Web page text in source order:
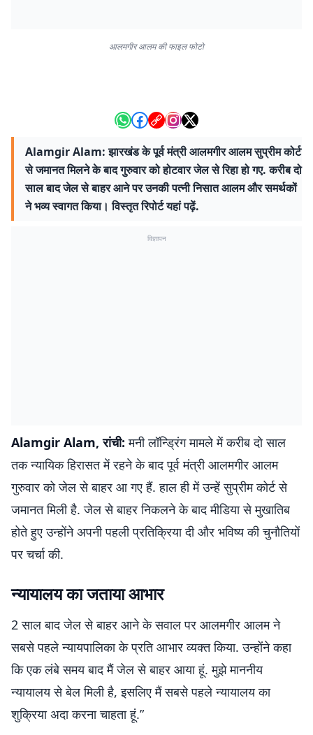
आलमगीर आलम की फाइल फोटो
Alamgir Alam: झारखंड के पूर्व मंत्री आलमगीर आलम सुप्रीम कोर्ट
से जमानत मिलने के बाद गुरुवार को होटवार जेल से रिहा हो गए. करीब दो
साल बाद जेल से बाहर आने पर उनकी पत्नी निसात आलम और समर्थकों
ने भव्य स्वागत किया। विस्तृत रिपोर्ट यहां पढ़ें.
विज्ञापन
Alamgir Alam, रांची: मनी लॉन्ड्रिंग मामले में करीब दो साल
तक न्यायिक हिरासत में रहने के बाद पूर्व मंत्री आलमगीर आलम
गुरुवार को जेल से बाहर आ गए हैं. हाल ही में उन्हें सुप्रीम कोर्ट से
जमानत मिली है. जेल से बाहर निकलने के बाद मीडिया से मुखातिब
होते हुए उन्होंने अपनी पहली प्रतिक्रिया दी और भविष्य की चुनौतियों
पर चर्चा की.
न्यायालय का जताया आभार
2 साल बाद जेल से बाहर आने के सवाल पर आलमगीर आलम ने
सबसे पहले न्यायपालिका के प्रति आभार व्यक्त किया. उन्होंने कहा
कि एक लंबे समय बाद मैं जेल से बाहर आया हूं. मुझे माननीय
न्यायालय से बेल मिली है, इसलिए मैं सबसे पहले न्यायालय का
शुक्रिया अदा करना चाहता हूं.”